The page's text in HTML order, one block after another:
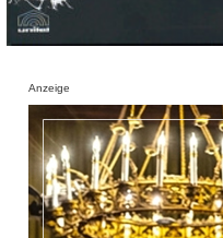
Anzeige